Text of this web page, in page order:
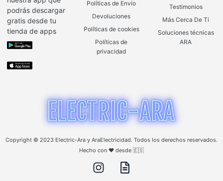
podrás descargar
gratis desde tu
tienda de apps
Políticas de Envío
Devoluciones
Políticas de cookies
Políticas de
privacidad
Testimonios
Más Cerca De Ti
Soluciones técnicas
ARA
Copyright © 2023 Electric-Ara y AraElectricidad. Todos los derechos reservados.
Hecho con ❤️ desde 🇪🇸